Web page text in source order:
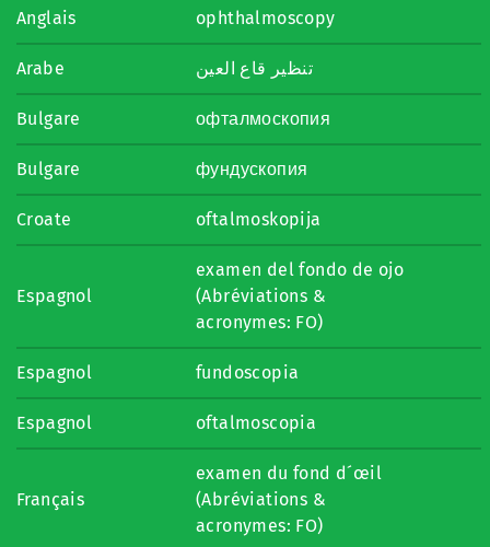
Anglais ophthalmoscopy
Arabe تنظير قاع العين
Bulgare офталмоскопия
Bulgare фундускопия
Croate oftalmoskopija
Espagnol
examen del fondo de ojo
(Abréviations &
acronymes: FO)
Espagnol fundoscopia
Espagnol oftalmoscopia
Français
examen du fond d´œil
(Abréviations &
acronymes: FO)